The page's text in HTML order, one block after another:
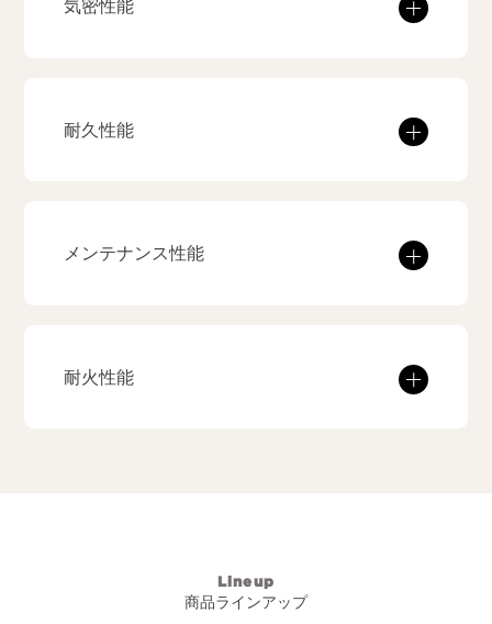
気密性能
耐久性能
メンテナンス性能
耐火性能
Lineup
商品ラインアップ